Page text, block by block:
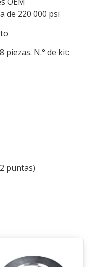
de 220 000 psi
piezas. N.° de kit:
puntas)